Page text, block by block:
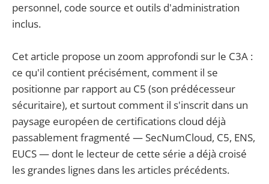
personnel, code source et outils d'administration
inclus.
Cet article propose un zoom approfondi sur le C3A :
ce qu'il contient précisément, comment il se
positionne par rapport au C5 (son prédécesseur
sécuritaire), et surtout comment il s'inscrit dans un
paysage européen de certifications cloud déjà
passablement fragmenté — SecNumCloud, C5, ENS,
EUCS — dont le lecteur de cette série a déjà croisé
les grandes lignes dans les articles précédents.